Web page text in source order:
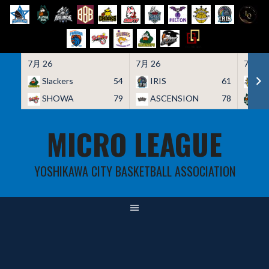
7月 26
Slackers
54
SHOWA
79
7月 26
IRIS
61
ASCENSION
78
7月 26
MICRO LEAGUE
YOSHIKAWA CITY BASKETBALL ASSOCIATION